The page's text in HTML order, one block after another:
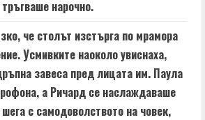
нарочно.
че столът изстърга по мрамора
Усмивките наоколо увиснаха,
завеса пред лицата им. Паула
а Ричард се наслаждаваше
с самодоволството на човек,